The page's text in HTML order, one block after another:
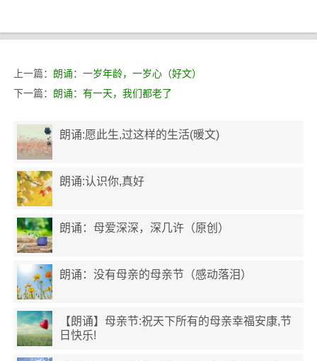
上一篇： 朗诵：一岁年龄，一岁心（好文）
下一篇： 朗诵：有一天，我们都老了
朗诵:愿此生,过这样的生活(暖文)
朗诵:认识你,真好
朗诵：母爱深深，深几许（原创）
朗诵：没有母亲的母亲节（感动落泪）
【朗诵】母亲节:祝天下所有的母亲幸福安康,节
日快乐!